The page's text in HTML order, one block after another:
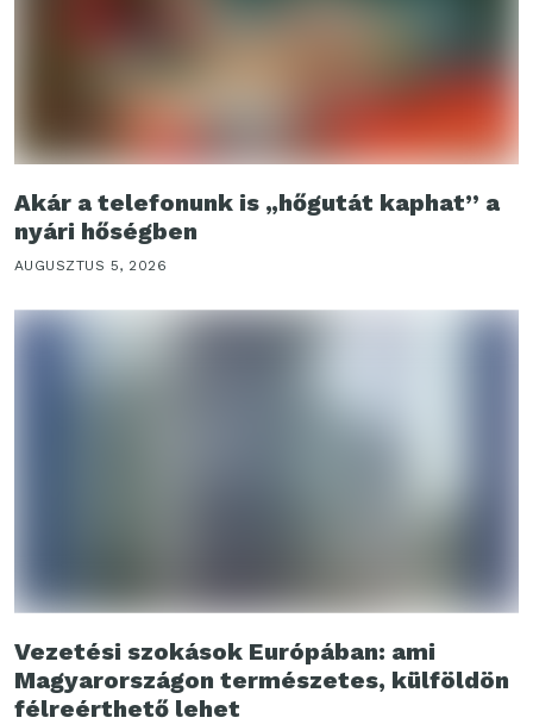
Akár a telefonunk is „hőgutát kaphat” a
nyári hőségben
AUGUSZTUS 5, 2026
Vezetési szokások Európában: ami
Magyarországon természetes, külföldön
félreérthető lehet